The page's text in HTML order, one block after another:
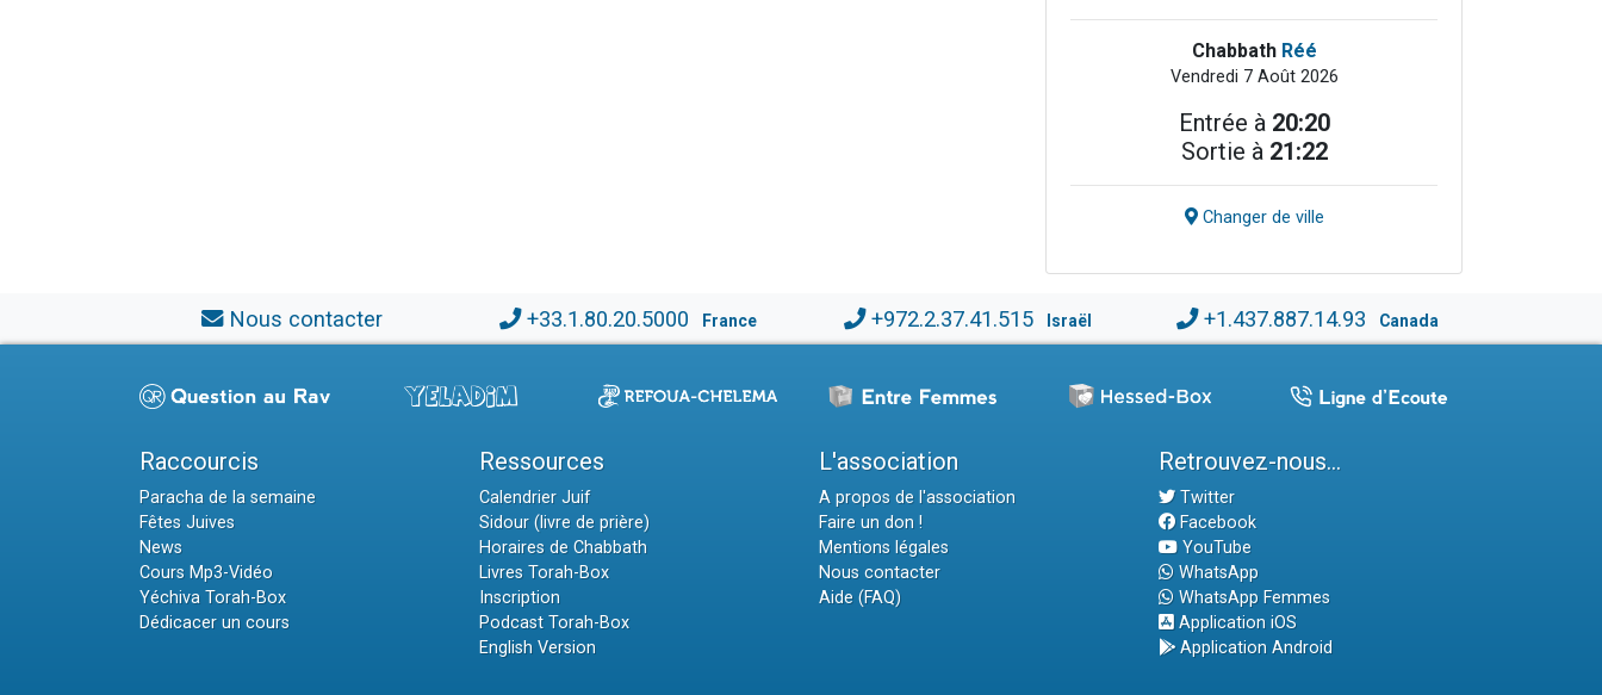
Chabbath Réé
Vendredi 7 Août 2026
Entrée à 20:20
Sortie à 21:22
Changer de ville
Nous contacter +33.1.80.20.5000 France +972.2.37.41.515 Israël +1.437.887.14.93 Canada
Raccourcis
Paracha de la semaine
Fêtes Juives
News
Cours Mp3-Vidéo
Yéchiva Torah-Box
Dédicacer un cours
Ressources
Calendrier Juif
Sidour (livre de prière)
Horaires de Chabbath
Livres Torah-Box
Inscription
Podcast Torah-Box
English Version
L'association
A propos de l'association
Faire un don !
Mentions légales
Nous contacter
Aide (FAQ)
Retrouvez-nous...
Twitter
Facebook
YouTube
WhatsApp
WhatsApp Femmes
Application iOS
Application Android